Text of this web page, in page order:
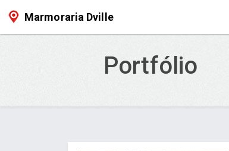
Marmoraria Dville
Portfólio